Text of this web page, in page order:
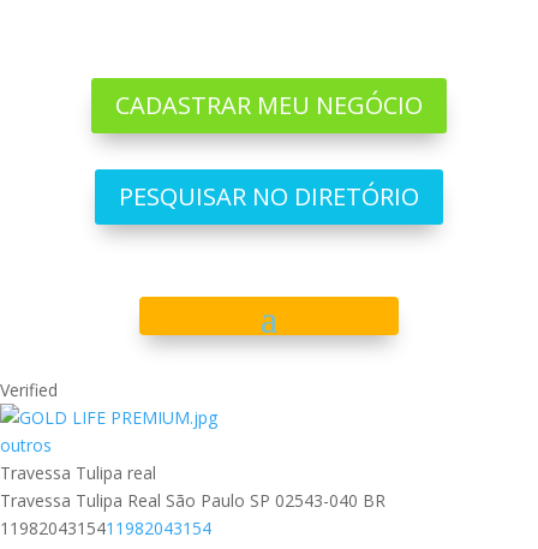
CADASTRAR MEU NEGÓCIO
PESQUISAR NO DIRETÓRIO
Verified
outros
Travessa Tulipa real
Travessa Tulipa Real São Paulo SP 02543-040 BR
1198204315411982043154